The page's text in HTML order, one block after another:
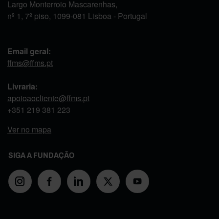
Largo Monterroio Mascarenhas,
nº 1, 7º piso, 1099-081 Lisboa - Portugal
Email geral:
ffms@ffms.pt
Livraria:
apoioaocliente@ffms.pt
+351 219 381 223
Ver no mapa
SIGA A FUNDAÇÃO